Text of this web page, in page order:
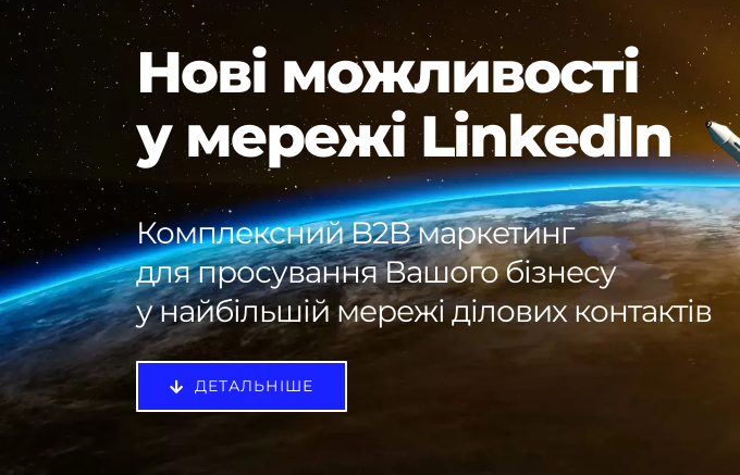
Нові можливості
у мережі LinkedIn
Комплексний B2B маркетинг
для просування Вашого бізнесу
у найбільшій мережі ділових контактів
ДЕТАЛЬНІШЕ